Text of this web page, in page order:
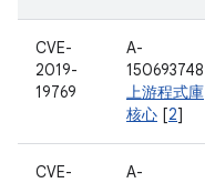
CVE-
2019-
19769
A-
150693748
上游程式庫
核心 [2]
CVE-
A-